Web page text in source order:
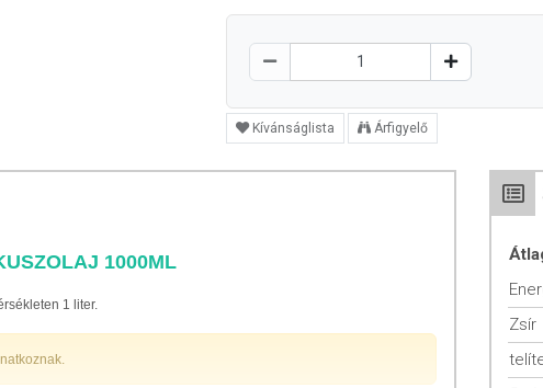
Kívánságlista Árfigyelő
1000ML
1 liter.
Zsír